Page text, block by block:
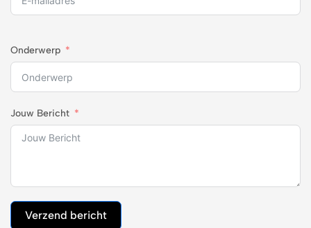
Onderwerp
Jouw Bericht
Verzend bericht